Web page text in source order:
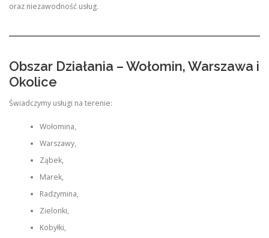
oraz niezawodność usług.
Obszar Działania – Wołomin, Warszawa i
Okolice
Świadczymy usługi na terenie:
Wołomina,
Warszawy,
Ząbek,
Marek,
Radzymina,
Zielonki,
Kobyłki,